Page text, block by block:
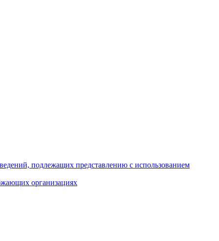
подлежащих представлению с использованием
организациях